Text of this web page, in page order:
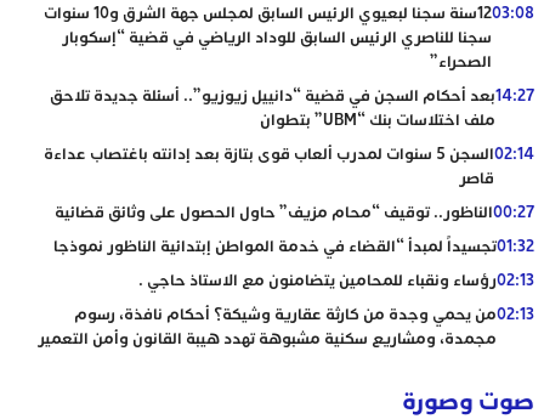
03:08
12سنة سجنا لبعيوي الرئيس السابق لمجلس جهة الشرق و10 سنوات
سجنا للناصري الرئيس السابق للوداد الرياضي في قضية “إسكوبار
الصحراء”
14:27بعد أحكام السجن في قضية “دانييل زيوزيو”.. أسئلة جديدة تلاحق
ملف اختلاسات بنك “UBM” بتطوان
02:14
السجن 5 سنوات لمدرب ألعاب قوى بتازة بعد إدانته باغتصاب عداءة
قاصر
00:27الناظور.. توقيف “محام مزيف” حاول الحصول على وثائق قضائية
01:32تجسيداً لمبدأ “القضاء في خدمة المواطن إبتدائية الناظور نموذجا
02:13رؤساء ونقباء للمحامين يتضامنون مع الاستاذ حاجي .
02:13من يحمي وجدة من كارثة عقارية وشيكة؟ أحكام نافذة، رسوم
مجمدة، ومشاريع سكنية مشبوهة تهدد هيبة القانون وأمن التعمير
صوت وصورة